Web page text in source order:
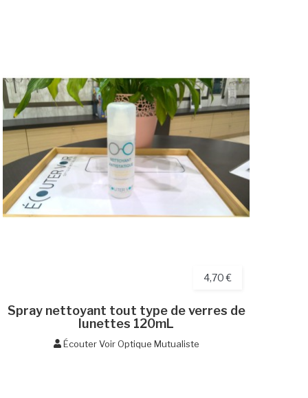
4,70 €
Spray nettoyant tout type de verres de
lunettes 120mL
Écouter Voir Optique Mutualiste